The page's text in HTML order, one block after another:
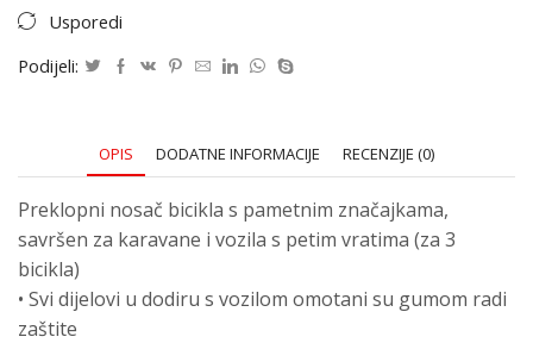
Usporedi
Podijeli:
OPIS DODATNE INFORMACIJE RECENZIJE (0)
Preklopni nosač bicikla s pametnim značajkama,
savršen za karavane i vozila s petim vratima (za 3
bicikla)
• Svi dijelovi u dodiru s vozilom omotani su gumom radi
zaštite